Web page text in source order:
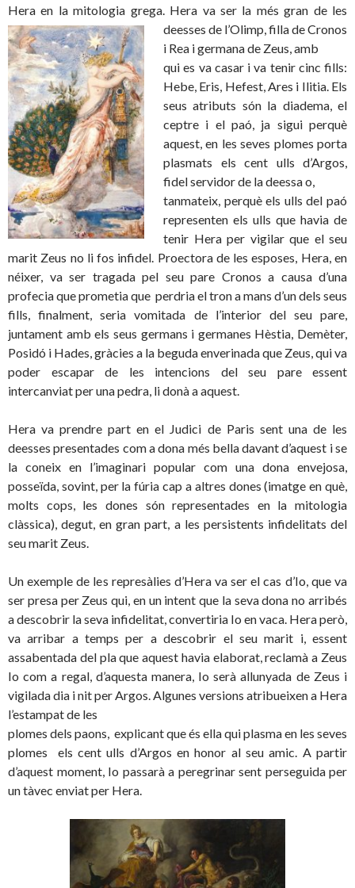
Hera en la mitologia grega. Hera va ser la més gran de les
deesses de l’Olimp, filla de Cronos
i Rea i germana de Zeus, amb
qui es va casar i va tenir cinc fills:
Hebe, Eris, Hefest, Ares i Ilitia. Els
seus atributs són la diadema, el
ceptre i el paó, ja sigui perquè
aquest, en les seves plomes porta
plasmats els cent ulls d’Argos,
fidel servidor de la deessa o,
tanmateix, perquè els ulls del paó
representen els ulls que havia de
tenir Hera per vigilar que el seu
marit Zeus no li fos infidel. Proectora de les esposes, Hera, en
néixer, va ser tragada pel seu pare Cronos a causa d’una
profecia que prometia que perdria el tron a mans d’un dels seus
fills, finalment, seria vomitada de l’interior del seu pare,
juntament amb els seus germans i germanes Hèstia, Demèter,
Posidó i Hades, gràcies a la beguda enverinada que Zeus, qui va
poder escapar de les intencions del seu pare essent
intercanviat per una pedra, li donà a aquest.
Hera va prendre part en el Judici de Paris sent una de les
deesses presentades com a dona més bella davant d’aquest i se
la coneix en l’imaginari popular com una dona envejosa,
posseïda, sovint, per la fúria cap a altres dones (imatge en què,
molts cops, les dones són representades en la mitologia
clàssica), degut, en gran part, a les persistents infidelitats del
seu marit Zeus.
Un exemple de les represàlies d’Hera va ser el cas d’Io, que va
ser presa per Zeus qui, en un intent que la seva dona no arribés
a descobrir la seva infidelitat, convertiria Io en vaca. Hera però,
va arribar a temps per a descobrir el seu marit i, essent
assabentada del pla que aquest havia elaborat, reclamà a Zeus
Io com a regal, d’aquesta manera, Io serà allunyada de Zeus i
vigilada dia i nit per Argos. Algunes versions atribueixen a Hera
l’estampat de les
plomes dels paons, explicant que és ella qui plasma en les seves
plomes els cent ulls d’Argos en honor al seu amic. A partir
d’aquest moment, Io passarà a peregrinar sent perseguida per
un tàvec enviat per Hera.